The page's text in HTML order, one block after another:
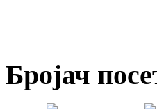
Бројач